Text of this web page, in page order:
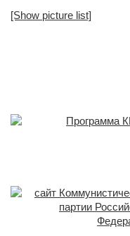
[Show picture list]